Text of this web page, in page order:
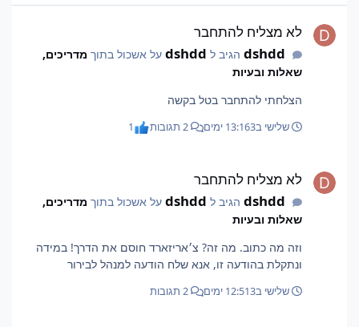
לא מצליח להתחבר
dshddהגיב ל dshddעל אשכול בתוך מדריכים,
שאלות ובעיות
הצלחתי להתחבר בטל בקשה
שלישי ב13:163 ימים 1
לא מצליח להתחבר
dshddהגיב ל dshddעל אשכול בתוך מדריכים,
שאלות ובעיות
וזה מה כתוב. מה זה? צ׳אריזארד חוסם את הדרך! במידה
ונתקלת בהודעה זו, אנא שלח הודעה למנהל לבירור
שלישי ב12:513 ימים